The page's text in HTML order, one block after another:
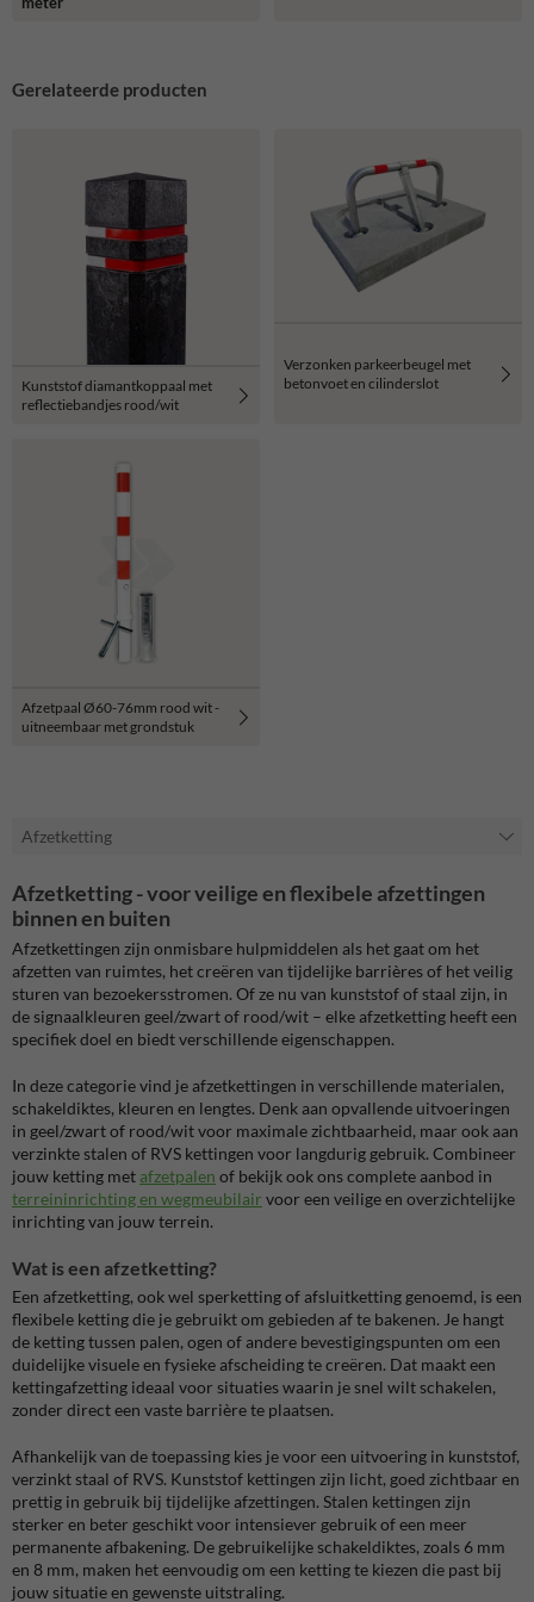
Gerelateerde producten
Kunststof diamantkoppaal met
reflectiebandjes rood/wit
Verzonken parkeerbeugel met
betonvoet en cilinderslot
Afzetpaal Ø60-76mm rood wit -
uitneembaar met grondstuk
Afzetketting
Afzetketting - voor veilige en flexibele afzettingen
binnen en buiten
Afzetkettingen zijn onmisbare hulpmiddelen als het gaat om het
afzetten van ruimtes, het creëren van tijdelijke barrières of het veilig
sturen van bezoekersstromen. Of ze nu van kunststof of staal zijn, in
de signaalkleuren geel/zwart of rood/wit – elke afzetketting heeft een
specifiek doel en biedt verschillende eigenschappen.
In deze categorie vind je afzetkettingen in verschillende materialen,
schakeldiktes, kleuren en lengtes. Denk aan opvallende uitvoeringen
in geel/zwart of rood/wit voor maximale zichtbaarheid, maar ook aan
verzinkte stalen of RVS kettingen voor langdurig gebruik. Combineer
jouw ketting met afzetpalen of bekijk ook ons complete aanbod in
terreininrichting en wegmeubilair voor een veilige en overzichtelijke
inrichting van jouw terrein.
Wat is een afzetketting?
Een afzetketting, ook wel sperketting of afsluitketting genoemd, is een
flexibele ketting die je gebruikt om gebieden af te bakenen. Je hangt
de ketting tussen palen, ogen of andere bevestigingspunten om een
duidelijke visuele en fysieke afscheiding te creëren. Dat maakt een
kettingafzetting ideaal voor situaties waarin je snel wilt schakelen,
zonder direct een vaste barrière te plaatsen.
Afhankelijk van de toepassing kies je voor een uitvoering in kunststof,
verzinkt staal of RVS. Kunststof kettingen zijn licht, goed zichtbaar en
prettig in gebruik bij tijdelijke afzettingen. Stalen kettingen zijn
sterker en beter geschikt voor intensiever gebruik of een meer
permanente afbakening. De gebruikelijke schakeldiktes, zoals 6 mm
en 8 mm, maken het eenvoudig om een ketting te kiezen die past bij
jouw situatie en gewenste uitstraling.